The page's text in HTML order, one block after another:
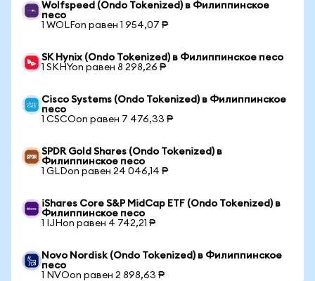
Wolfspeed (Ondo Tokenized) в Филиппинское
песо
1 WOLFon равен 1 954,07 ₱
SK Hynix (Ondo Tokenized) в Филиппинское песо
1 SKHYon равен 8 298,26 ₱
Cisco Systems (Ondo Tokenized) в Филиппинское
песо
1 CSCOon равен 7 476,33 ₱
SPDR Gold Shares (Ondo Tokenized) в
Филиппинское песо
1 GLDon равен 24 046,14 ₱
iShares Core S&P MidCap ETF (Ondo Tokenized) в
Филиппинское песо
1 IJHon равен 4 742,21 ₱
Novo Nordisk (Ondo Tokenized) в Филиппинское
песо
1 NVOon равен 2 898,63 ₱